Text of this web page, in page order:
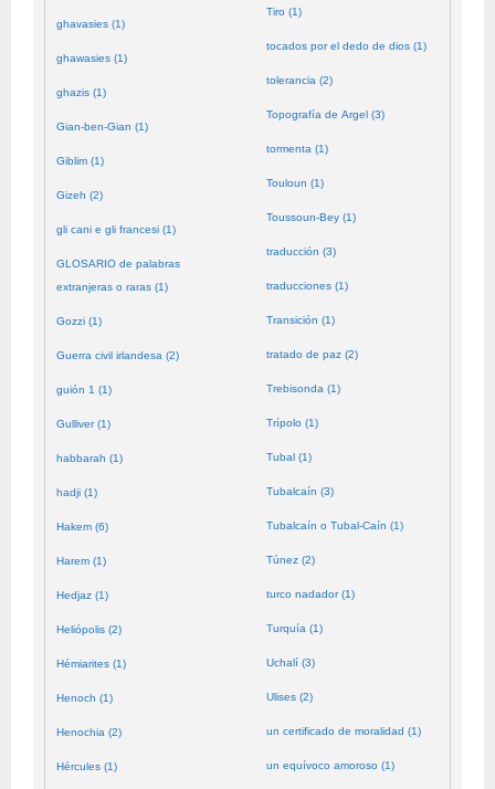
ghavasies (1)
ghawasies (1)
ghazis (1)
Gian-ben-Gian (1)
Giblim (1)
Gizeh (2)
gli cani e gli francesi (1)
GLOSARIO de palabras
extranjeras o raras (1)
Gozzi (1)
Guerra civil irlandesa (2)
guión 1 (1)
Gulliver (1)
habbarah (1)
hadji (1)
Hakem (6)
Harem (1)
Hedjaz (1)
Heliópolis (2)
Hémiarites (1)
Henoch (1)
Henochia (2)
Hércules (1)
Tiro (1)
tocados por el dedo de dios (1)
tolerancia (2)
Topografía de Argel (3)
tormenta (1)
Touloun (1)
Toussoun-Bey (1)
traducción (3)
traducciones (1)
Transición (1)
tratado de paz (2)
Trebisonda (1)
Trípolo (1)
Tubal (1)
Tubalcaín (3)
Tubalcaín o Tubal-Caín (1)
Túnez (2)
turco nadador (1)
Turquía (1)
Uchalí (3)
Ulises (2)
un certificado de moralidad (1)
un equívoco amoroso (1)